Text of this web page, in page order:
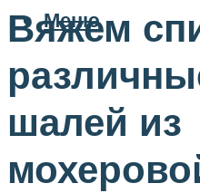
Меню
Вяжем
шалей из